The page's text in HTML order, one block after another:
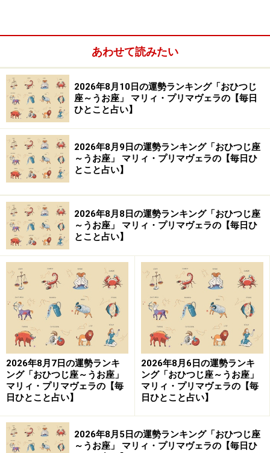
「てんびん座」の今日の運勢
不調ながらも援助運がある日。親族が金銭面を支援して
くれそう。
＞【相性占い】あなたと深く通じ合える“相性のいい
10位：みずがめ座／水瓶座（1月20日～2月
18日生まれ）
「みずがめ座」の今日の運勢
家族内トラブルの暗示。思い当たる原因があるなら話し
合って。
＞【相性占い】あなたと深く通じ合える“相性のいい
人”の特徴
9位：さそり座／蠍座（10月24日～11月22
日生まれ）
あわせて読みたい
2026年8月10日の運勢ランキング「おひつじ
座～うお座」 マリィ・プリマヴェラの【毎日
ひとこと占い】
2026年8月9日の運勢ランキング「おひつじ座
～うお座」 マリィ・プリマヴェラの【毎日ひ
とこと占い】
2026年8月8日の運勢ランキング「おひつじ座
～うお座」 マリィ・プリマヴェラの【毎日ひ
とこと占い】
2026年8月7日の運勢ランキ
ング「おひつじ座～うお座」
マリィ・プリマヴェラの【毎
日ひとこと占い】
2026年8月6日の運勢ランキ
ング「おひつじ座～うお座」
マリィ・プリマヴェラの【毎
日ひとこと占い】
2026年8月5日の運勢ランキング「おひつじ座
～うお座」 マリィ・プリマヴェラの【毎日ひ